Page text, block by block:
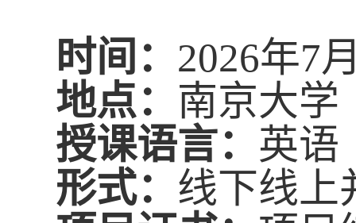
时间 ： 2026年7
地点： 南京大学
授课语言： 英语
形式： 线下线上